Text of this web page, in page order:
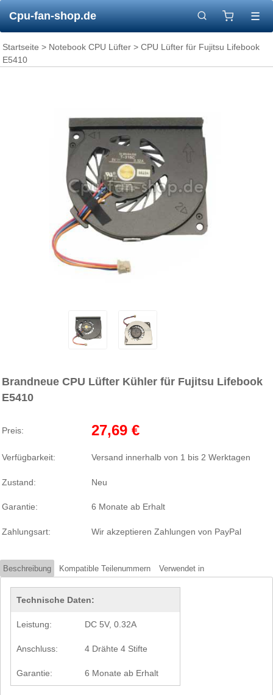
Cpu-fan-shop.de ☰
Startseite > Notebook CPU Lüfter > CPU Lüfter für Fujitsu Lifebook
E5410
Brandneue CPU Lüfter Kühler für Fujitsu Lifebook
E5410
Preis: 27,69 €
Verfügbarkeit: Versand innerhalb von 1 bis 2 Werktagen
Zustand: Neu
Garantie: 6 Monate ab Erhalt
Zahlungsart: Wir akzeptieren Zahlungen von PayPal
Beschreibung Kompatible Teilenummern Verwendet in
Technische Daten:
Leistung: DC 5V, 0.32A
Anschluss: 4 Drähte 4 Stifte
Garantie: 6 Monate ab Erhalt